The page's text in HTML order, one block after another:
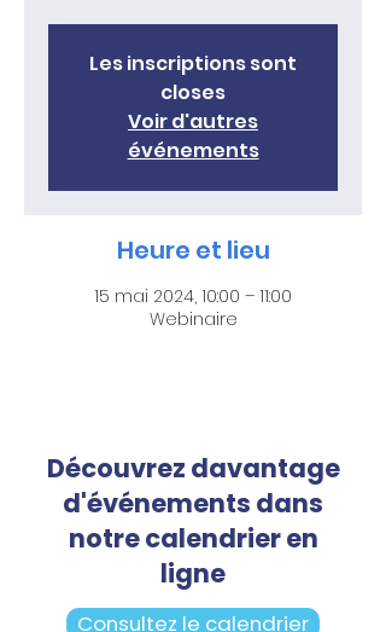
Les inscriptions sont
closes
Voir d'autres
événements
Heure et lieu
15 mai 2024, 10:00 – 11:00
Webinaire
Découvrez davantage
d'événements dans
notre calendrier en
ligne
Consultez le calendrier